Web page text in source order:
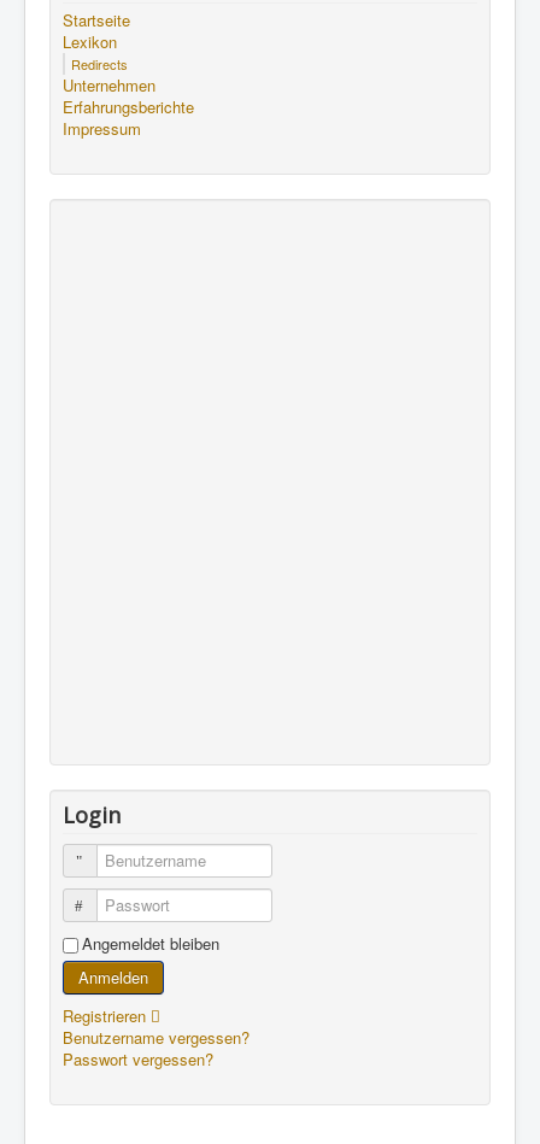
Startseite
Lexikon
Redirects
Unternehmen
Erfahrungsberichte
Impressum
Login
Benutzername
Passwort
Angemeldet bleiben
Anmelden
Registrieren
Benutzername vergessen?
Passwort vergessen?